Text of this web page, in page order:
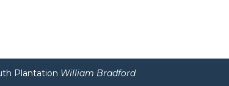
Plantation William Bradford